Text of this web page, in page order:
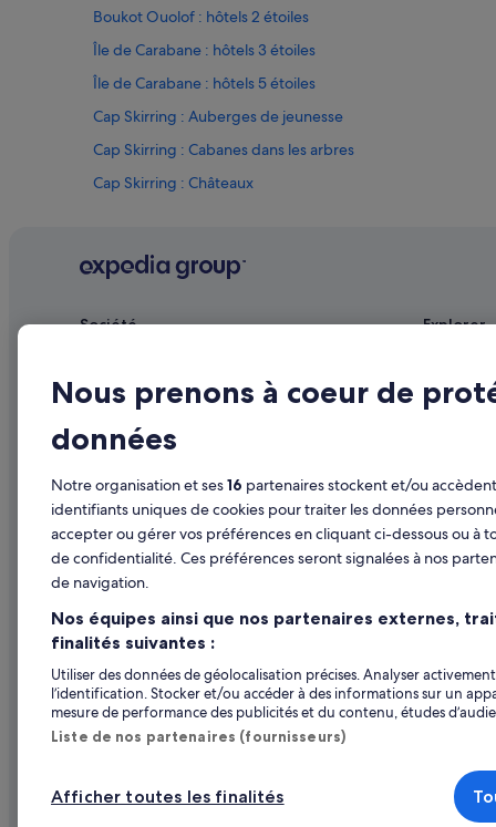
Boukot Ouolof : hôtels 2 étoiles
Île de Carabane : hôtels 3 étoiles
Île de Carabane : hôtels 5 étoiles
Cap Skirring : Auberges de jeunesse
Cap Skirring : Cabanes dans les arbres
Cap Skirring : Châteaux
Cap Skirring : hôtels Hôtels de plage
Cap Skirring : hôtels Hôtels-boutiques
Cap Skirring : hôtels Hôtels familiaux
Cap Skirring : hôtels Hôtels romantiques
Cap Skirring : hôtels Hôtels avec centre de fitness
Cap Skirring : hôtels Hôtels d’aventure
Cap Skirring : hôtels Hôtels pas chers
Cap Skirring : Lodges
Cap Skirring : Maisons de ville
Cap Skirring : Motels
Cap Skirring : Pousadas
Cap Skirring : Résidences de vacances
Cap Skirring : Riads
Club de golf du Club Med : hôtels à proximité
Société
Affiliate Marketing
Presse
Explorer
Hôtels en
Vols en
Locations
Parmi les moyens de paiement acceptés sur
© 2026 Expedia, Inc., une entreprise
Nous prenons à coeur de
données
Notre organisation et ses16 partenaires stockent et/ou
identifiants uniques de cookies pour traiter les données
accepter ou gérer vos préférences en cliquant ci-dessous ou à
de confidentialité. Ces préférences seront signalées à nos
de navigation.
Nos équipes ainsi que nos partenaires externes,
finalités suivantes :
Utiliser des données de géolocalisation précises. Analyser
l’identification. Stocker et/ou accéder à des informations sur un
mesure de performance des publicités et du contenu, études
Liste de nos partenaires (fournisseurs)
Afficher toutes les finalités